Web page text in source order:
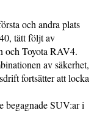
och andra plats
tätt följt av
och Toyota RAV4.
av säkerhet,
fortsätter att locka
begagnade SUV:ar i